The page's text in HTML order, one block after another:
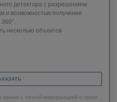
детектора с разрешением
и возможностью получения
несколько объектов
с точной информацией о сроке